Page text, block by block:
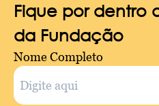
Fique por dentro
da Fundação
Nome Completo